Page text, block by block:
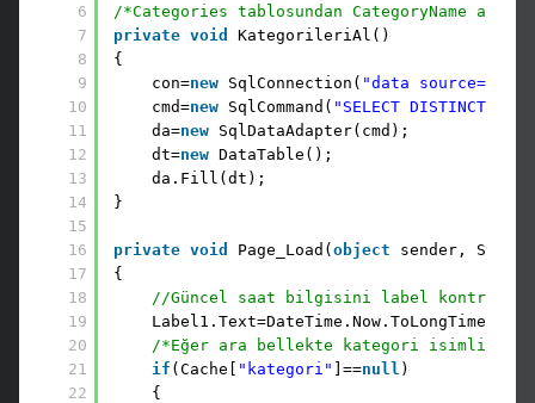
6
7
8
9
10
11
12
13
14
15
16
17
18
19
20
21
22
/*Categories tablosundan CategoryName
private void
KategorileriAl()
{
con=new SqlConnection( "data
cmd=new SqlCommand( "SELECT DISTINCT
da=new SqlDataAdapter(cmd);
dt=new DataTable();
da.Fill(dt);
}
private void Page_Load( object
sender,
{
//Güncel saat bilgisini label kontrolüne
/*Eğer ara bellekte kategori isimli
if (Cache[ "kategori" ]==null )
{